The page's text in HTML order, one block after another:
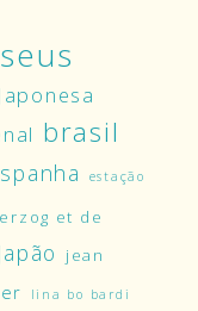
brasil
estação
et de
Japão
jean
lina bo bardi